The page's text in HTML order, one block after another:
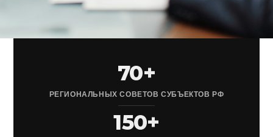
70+
РЕГИОНАЛЬНЫХ СОВЕТОВ СУБЪЕКТОВ РФ
150+